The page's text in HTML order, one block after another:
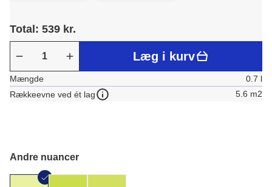
Total: 539 kr.
Læg i kurv
Mængde
0.7 l
Rækkeevne ved ét lag
5.6 m2
Andre nuancer